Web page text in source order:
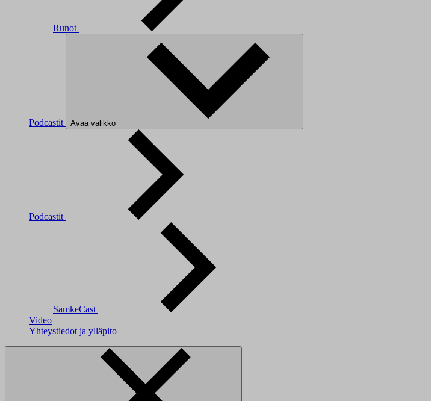
Runot
Podcastit Avaa valikko
Podcastit
SamkeCast
Video
Yhteystiedot ja ylläpito